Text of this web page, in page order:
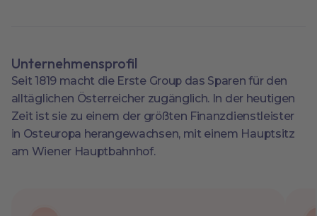
Unternehmensprofil
Seit 1819 macht die Erste Group das Sparen für den
alltäglichen Österreicher zugänglich. In der heutigen
Zeit ist sie zu einem der größten Finanzdienstleister
in Osteuropa herangewachsen, mit einem Hauptsitz
am Wiener Hauptbahnhof.